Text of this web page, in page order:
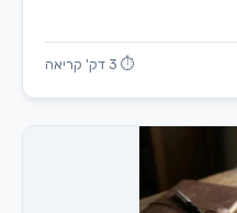
⏱ 3 דק' קריאה